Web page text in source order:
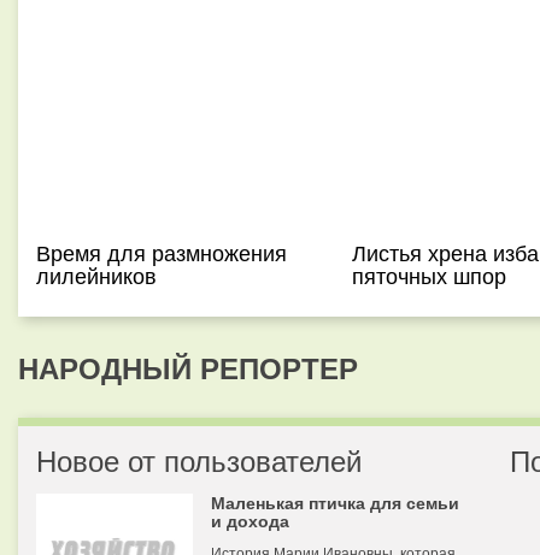
Время для размножения
лилейников
Листья хрена
пяточных шпор
НАРОДНЫЙ РЕПОРТЕР
Новое от пользователей
Маленькая птичка для семьи
и дохода